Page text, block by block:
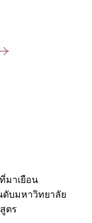
มาเยือน
ดับมหาวิทยาลัย
ตร